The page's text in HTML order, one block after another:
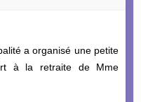
a organisé une petite
à la retraite de Mme